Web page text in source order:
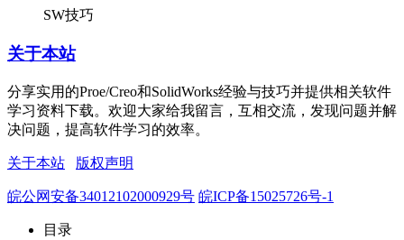
SW技巧
关于本站
分享实用的Proe/Creo和SolidWorks经验与技巧并提供相关软件
学习资料下载。欢迎大家给我留言，互相交流，发现问题并解
决问题，提高软件学习的效率。
关于本站 版权声明
皖公网安备34012102000929号 皖ICP备15025726号-1
目录